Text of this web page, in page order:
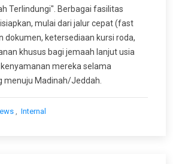
Terlindungi". Berbagai fasilitas
mulai dari jalur cepat (fast
dokumen, ketersediaan kursi roda,
khusus bagi jemaah lanjut usia
mereka selama
menuju Madinah/Jeddah.
Internal